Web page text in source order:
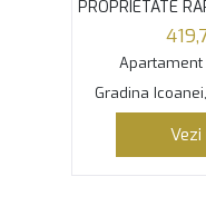
PROPRIETATE
Gradina